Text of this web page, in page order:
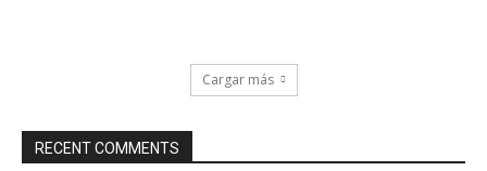
Cargar más
RECENT COMMENTS